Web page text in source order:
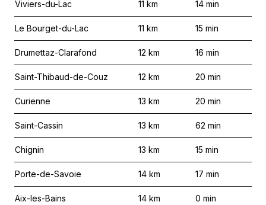
Viviers-du-Lac 11 km 14 min
Le Bourget-du-Lac 11 km 15 min
Drumettaz-Clarafond 12 km 16 min
Saint-Thibaud-de-Couz 12 km 20 min
Curienne 13 km 20 min
Saint-Cassin 13 km 62 min
Chignin 13 km 15 min
Porte-de-Savoie 14 km 17 min
Aix-les-Bains 14 km 0 min